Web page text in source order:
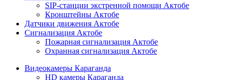
SIP-станции экстренной помощи Актобе
Кронштейны Актобе
Датчики движения Актобе
Сигнализация Актобе
Пожарная сигнализация Актобе
Охранная сигнализация Актобе
Видеокамеры Караганда
HD камеры Караганда